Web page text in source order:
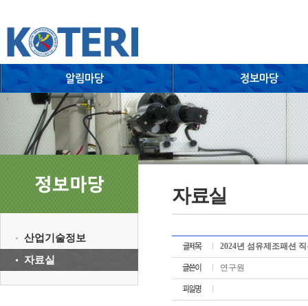
산업기술정보
자료실
자료실
2024년 섬유제조패션
연구원